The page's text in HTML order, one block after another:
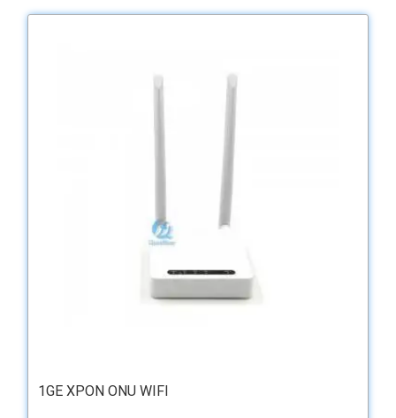
1GE XPON ONU WIFI